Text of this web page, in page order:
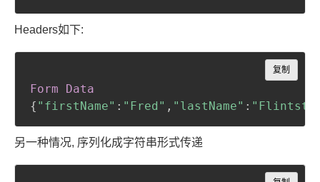
Headers如下:
Form Data
{ "firstName" : "Fred" , "lastName" :
复制
Copy
另一种情况, 序列化成字符串形式传递
Copy